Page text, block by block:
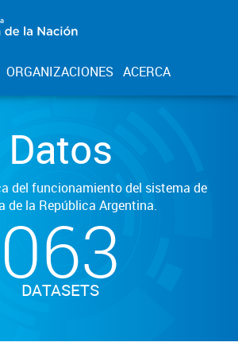
ORGANIZACIONES ACERCA
Datos
del funcionamiento del sistema de
de la República Argentina.
063
DATASETS